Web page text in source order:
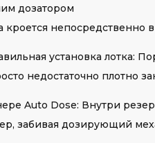
дозатором
непосредственно
установка лотка:
недостаточно плотно
Auto Dose: Внутри
забивая дозирующий